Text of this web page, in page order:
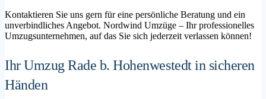
Kontaktieren Sie uns gern für eine persönliche Beratung und ein
unverbindliches Angebot. Nordwind Umzüge – Ihr professionelles
Umzugsunternehmen, auf das Sie sich jederzeit verlassen können!
Ihr Umzug Rade b. Hohenwestedt in sicheren
Händen